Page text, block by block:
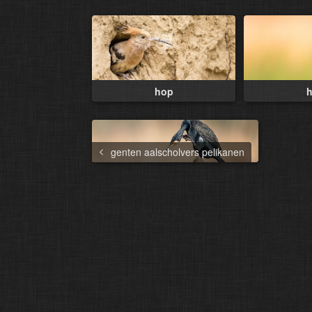
hop
genten aalscholvers pelikanen